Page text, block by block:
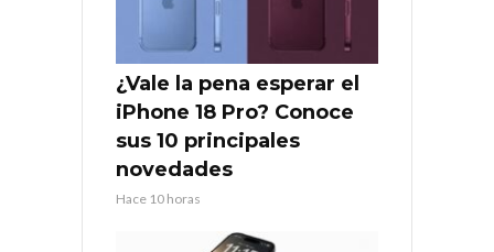
¿Vale la pena esperar el
iPhone 18 Pro? Conoce
sus 10 principales
novedades
Hace 10 horas